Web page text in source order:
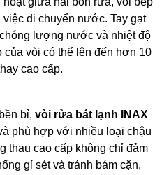
di chuyển nước. Tay gạt
lượng nước và nhiệt độ
của vòi có thể lên đến hơn 10
cao cấp.
bỉ, vòi rửa bát lạnh INAX
phù hợp với nhiều loại chậu
thau cao cấp không chỉ đảm
gỉ sét và tránh bám cặn,